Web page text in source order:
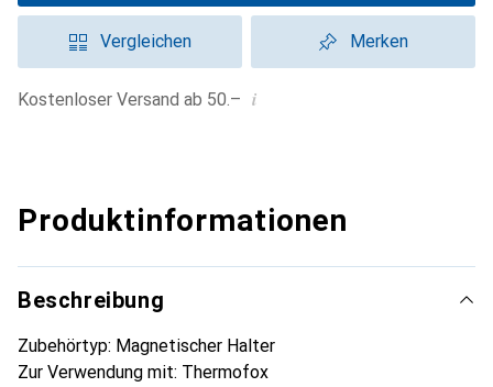
Vergleichen Merken
Kostenloser Versand ab 50.– i
Produktinformationen
Beschreibung
Zubehörtyp: Magnetischer Halter
Zur Verwendung mit: Thermofox